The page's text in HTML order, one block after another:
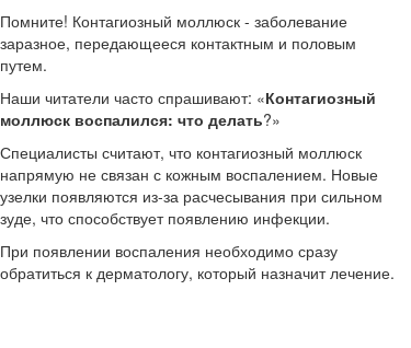
Помните! Контагиозный моллюск - заболевание
заразное, передающееся контактным и половым
путем.
Наши читатели часто спрашивают: «Контагиозный
моллюск воспалился: что делать?»
Специалисты считают, что контагиозный моллюск
напрямую не связан с кожным воспалением. Новые
узелки появляются из-за расчесывания при сильном
зуде, что способствует появлению инфекции.
При появлении воспаления необходимо сразу
обратиться к дерматологу, который назначит лечение.